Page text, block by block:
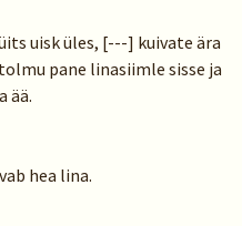
uisk üles, [---] kuivate ära
pane linasiimle sisse ja
ää.
hea lina.